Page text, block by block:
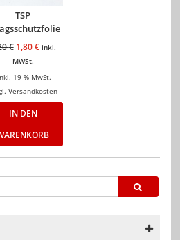
TSP
€ 1,80€ inkl.
MWSt.
19 % MwSt.
Versandkosten
IN DEN